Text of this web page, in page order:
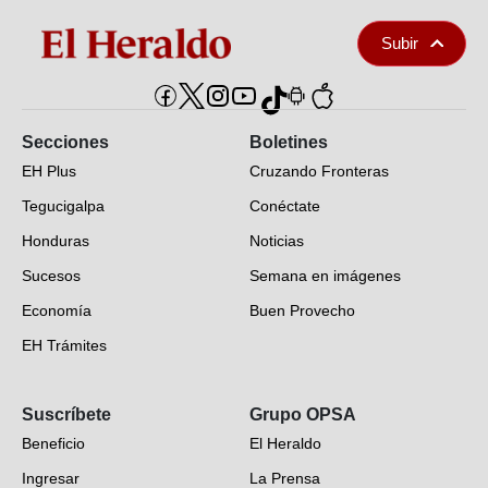
Subir
Secciones
EH Plus
Tegucigalpa
Honduras
Sucesos
Economía
EH Trámites
EH Verifica
Fotogalerías
Deportes
Boletines
Cruzando Fronteras
Conéctate
Noticias
Semana en imágenes
Buen Provecho
Suscríbete
Beneficio
Ingresar
Grupo OPSA
El Heraldo
La Prensa